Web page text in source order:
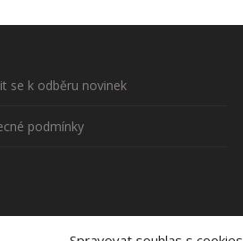
se k odběru novinek
podmínky